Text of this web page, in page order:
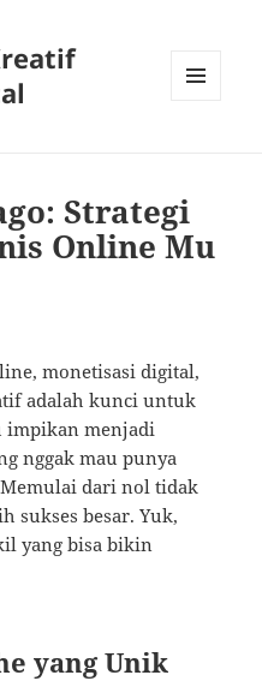
Strategi
Online Mu
monetisasi digital,
adalah kunci untuk
impikan menjadi
nggak mau punya
dari nol tidak
sukses besar. Yuk,
yang bisa bikin
yang Unik